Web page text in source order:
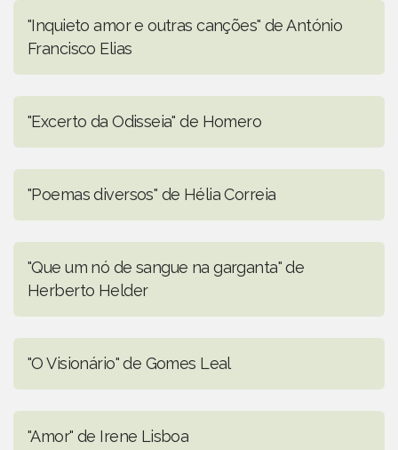
"Inquieto amor e outras canções" de António
Francisco Elias
"Excerto da Odisseia" de Homero
"Poemas diversos" de Hélia Correia
"Que um nó de sangue na garganta" de
Herberto Helder
"O Visionário" de Gomes Leal
"Amor" de Irene Lisboa